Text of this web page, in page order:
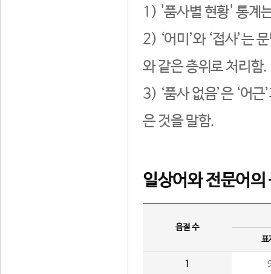
1) '품사별 현황' 통계
2) ‘어미’와 ‘접사’는
와 같은 층위로 처리함.
3) ‘품사 없음’은 ‘어
은 것을 말함.
일상어와 전문어의
음절 수
표
1